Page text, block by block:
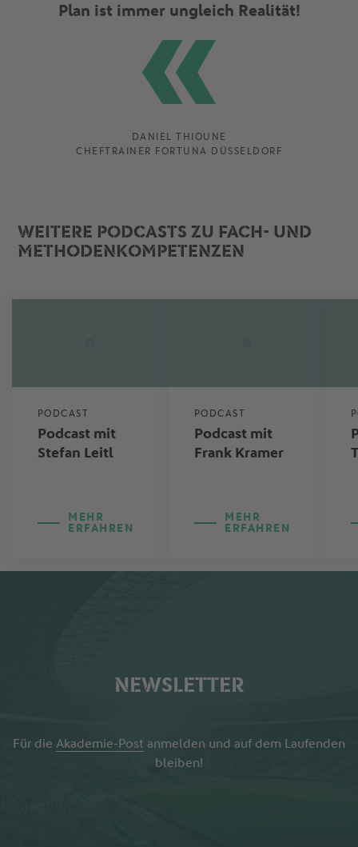
Plan ist immer ungleich Realität!
DANIEL THIOUNE
CHEFTRAINER FORTUNA DÜSSELDORF
WEITERE PODCASTS ZU FACH- UND
METHODENKOMPETENZEN
PODCAST
Podcast mit
Stefan Leitl
MEHR
ERFAHREN
PODCAST
Podcast mit
Frank Kramer
MEHR
ERFAHREN
NEWSLETTER
Für die Akademie-Post anmelden und auf dem Laufenden
bleiben!